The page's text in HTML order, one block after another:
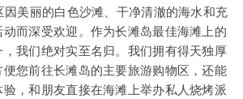
因美丽的白色沙滩、干净清澈的海水和充
而深受欢迎。作为长滩岛最佳海滩上的
我们绝对实至名归。我们拥有得天独厚
您前往长滩岛的主要旅游购物区，还能
，和朋友直接在海滩上举办私人烧烤派